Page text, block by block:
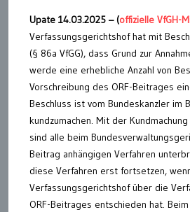
Upate 14.03.2025 – (offizielle VfGH-
Verfassungsgerichtshof hat mit
(§ 86a VfGG), dass Grund zur
werde eine erhebliche Anzahl von
Vorschreibung des ORF-Beitrages
Beschluss ist vom Bundeskanzler im
kundzumachen. Mit der
sind alle beim
Beitrag anhängigen Verfahren
diese Verfahren erst fortsetzen,
Verfassungsgerichtshof über die
ORF-Beitrages entschieden hat. Beim